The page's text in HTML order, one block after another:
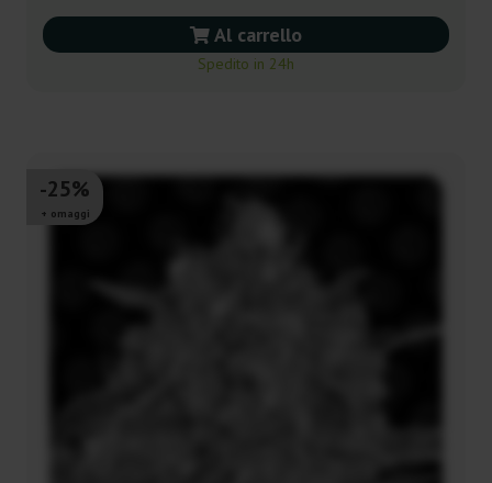
Al carrello
Spedito in 24h
-25%
+ omaggi